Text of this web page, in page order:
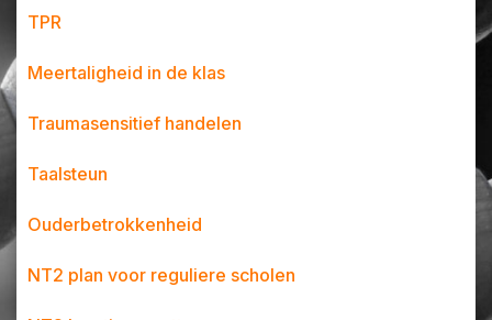
TPR
Meertaligheid in de klas
Traumasensitief handelen
Taalsteun
Ouderbetrokkenheid
NT2 plan voor reguliere scholen